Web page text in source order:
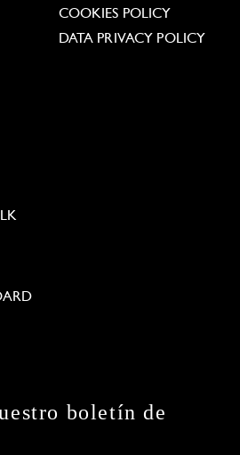
COOKIES POLICY
DATA PRIVACY POLICY
boletín de